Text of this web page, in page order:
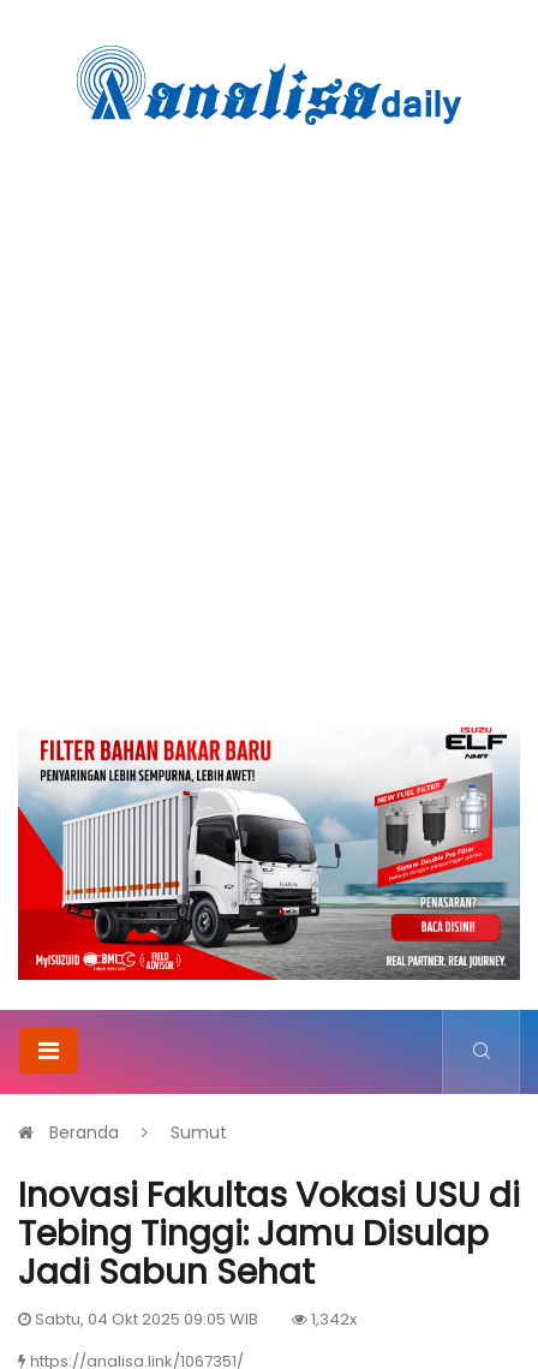
Beranda Sumut
Inovasi Fakultas Vokasi USU di
Tebing Tinggi: Jamu Disulap
Jadi Sabun Sehat
Sabtu, 04 Okt 2025 09:05 WIB
1,342x
https://analisa.link/1067351/